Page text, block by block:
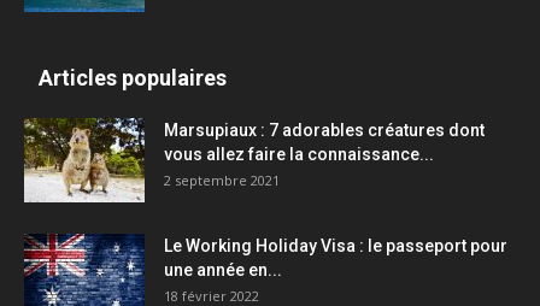
Articles populaires
Marsupiaux : 7 adorables créatures dont
vous allez faire la connaissance...
2 septembre 2021
Le Working Holiday Visa : le passeport pour
une année en...
18 février 2022